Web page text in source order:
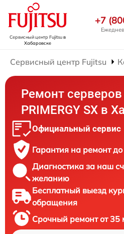
Сервисный центр Fujitsuв
Хабаровске
+7
Сервисный центр Fujitsu
Ремонт серверов
PRIMERGY SX в
Официальный сервис
Гарантия на ремонт до
Диагностика за наш
желанию
Бесплатный выезд
обращения
Срочный ремонт от 35